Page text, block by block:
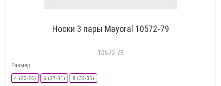
Носки 3 пары Mayoral 10572-79
10572-79
Размер
4 (23-26) 6 (27-31) 8 (32-35)